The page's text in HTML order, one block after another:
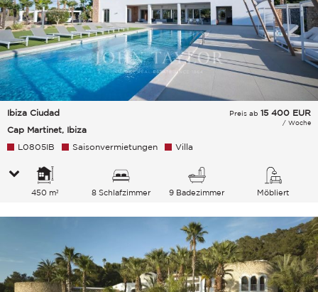
Ibiza Ciudad
Cap Martinet, Ibiza
Preis ab 15 400 EUR
/ Woche
L0805IB Saisonvermietungen Villa
450 m² 8 Schlafzimmer 9 Badezimmer Möbliert